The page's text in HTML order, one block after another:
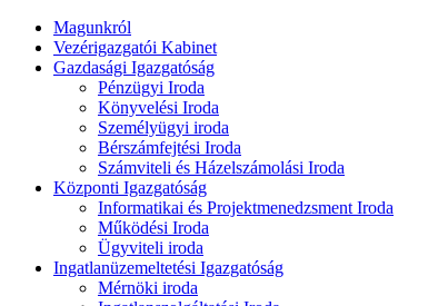
Magunkról
Vezérigazgatói Kabinet
Gazdasági Igazgatóság
Pénzügyi Iroda
Könyvelési Iroda
Személyügyi iroda
Bérszámfejtési Iroda
Számviteli és Házelszámolási Iroda
Központi Igazgatóság
Informatikai és Projektmenedzsment Iroda
Működési Iroda
Ügyviteli iroda
Ingatlanüzemeltetési Igazgatóság
Mérnöki iroda